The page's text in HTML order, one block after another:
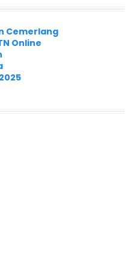
Cemerlang
Online